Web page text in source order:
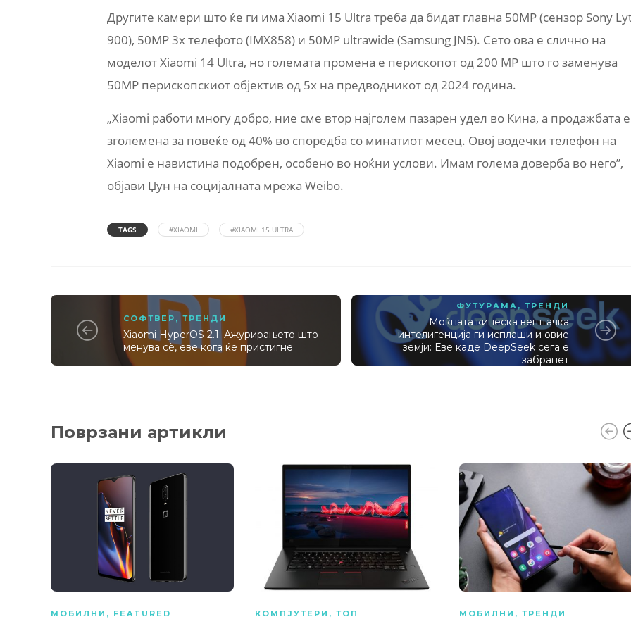
Другите камери што ќе ги има Xiaomi 15 Ultra треба да бидат главна 50MP (сензор Sony
900), 50MP 3x телефото (IMX858) и 50MP ultrawide (Samsung JN5). Сето ова е слично на
моделот Xiaomi 14 Ultra, но големата промена е перископот од 200 MP што го заменува
50MP перископскиот објектив од 5x на предводникот од 2024 година.
„Xiaomi работи многу добро, ние сме втор најголем пазарен удел во Кина, а продажбата е
зголемена за повеќе од 40% во споредба со минатиот месец. Овој водечки телефон на
Xiaomi е навистина подобрен, особено во ноќни услови. Имам голема доверба во него”,
објави Џун на социјалната мрежа Weibo.
TAGS #XIAOMI #XIAOMI 15 ULTRA
СОФТВЕР ,ТРЕНДИ
Xiaomi HyperOS 2.1: Ажурирањето што
менува сè, еве кога ќе пристигне
ФУТУРАМА ,ТРЕНДИ
Моќната кинеска вештачка
интелигенција ги исплаши и овие
земји: Еве каде DeepSeek сега е
забранет
Поврзани артикли
МОБИЛНИ , FEATURED КОМПЈУТЕРИ , ТОП МОБИЛНИ , ТРЕНДИ